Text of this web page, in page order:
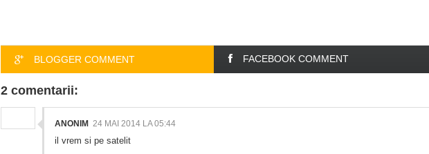
BLOGGER COMMENT FACEBOOK COMMENT
2 comentarii:
ANONIM 24 MAI 2014 LA 05:44
il vrem si pe satelit